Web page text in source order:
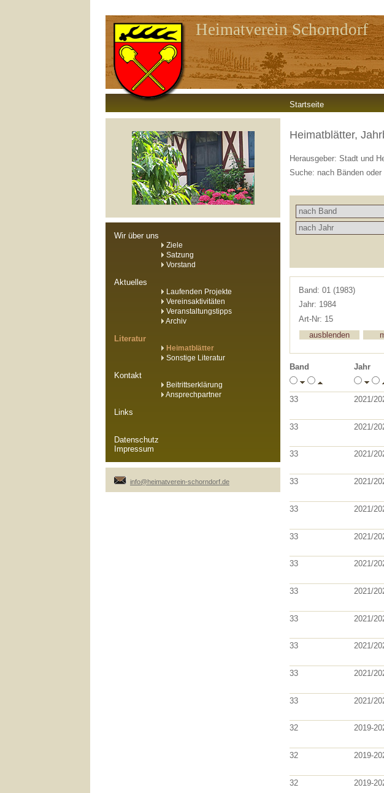
Heimatverein Schorndorf
Startseite
Wir über uns
Ziele
Satzung
Vorstand
Aktuelles
Laufenden Projekte
Vereinsaktivitäten
Veranstaltungstipps
Archiv
Literatur
Heimatblätter
Sonstige Literatur
Kontakt
Beitrittserklärung
Ansprechpartner
Links
Datenschutz
Impressum
info@heimatverein-schorndorf.de
Heimatblätter,
Herausgeber: Stadt und
Suche: nach Bänden
Band: 01 (1983)
Jahr: 1984
Art-Nr: 15
Band Jahr
33 2021/
33
2021/
33
2021/
33
2021/
33
2021/
33
2021/
33
2021/
33
2021/
33
2021/
33
2021/
33
2021/
33
2021/
32
2019-
32
2019-
32
2019-